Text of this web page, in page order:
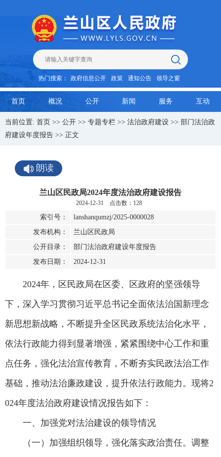
热门搜索： 政府信息公开 政策 通知公告 领导之窗
首页 概况 公开 新闻 服务 互动
当前位置: 首页 >> 公开 >> 专题专栏 >> 法治政府建设 >> 部门法治政
府建设年度报告 >> 正文
朗读
兰山区民政局2024年度法治政府建设报告
2024-12-31 点击数： 128
索引号：
lanshanqumzj/2025-0000028
发布机构：
兰山区民政局
公开目录：
部门法治政府建设年度报告
发布日期：
2024-12-31
2024年，区民政局在区委、区政府的坚强领导
下，深入学习贯彻习近平总书记全面依法治国新理念
新思想新战略，不断提升全区民政系统法治化水平，
依法行政能力得到显著增强，紧紧围绕中心工作和重
点任务，强化法治宣传教育，不断夯实民政法治工作
基础，推动法治廉政建设，提升依法行政能力。现将2
024年度法治政府建设情况报告如下：
一、加强党对法治建设的领导情况
（一）加强组织领导，强化落实政治责任。调整